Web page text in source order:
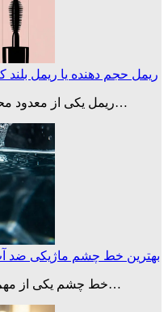
ریمل حجم دهنده یا ریمل بلند
ریمل یکی از معدود محصولات آرایشی است که می‌تواند در…
بهترین خط چشم ماژیکی ضد
خط چشم یکی از مهم‌ترین بخش‌های آرایش چشم است و…